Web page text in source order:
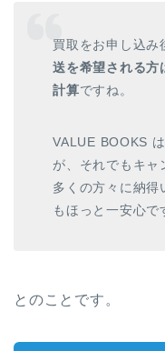
買取をお申し込み
送を希望される
計算ですね。
VALUE BOOKS
が、それでもキャ
多くの方々に納得
もほっと一安心で
とのことです。